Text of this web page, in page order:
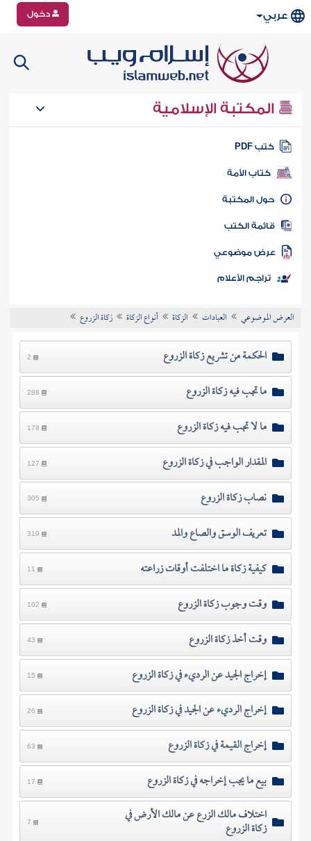
عربي دخول
المكتبة الإسلامية
كتب PDF
كتاب الأمة
المكتبة
الكتب
موضوعي
تراجم الأعلام
العرض الموضوعي العبادات الزكاة أنواع الزكاة زكاة الزروع
الحكمة من تشريع زكاة الزروع 2
ما تجب فيه زكاة الزروع 288
ما لا تجب فيه زكاة الزروع 178
المقدار الواجب في زكاة الزروع 127
نصاب زكاة الزروع 305
تعريف الوسق والصاع والمد 319
كيفية زكاة ما اختلفت أوقات زراعته 11
وقت وجوب زكاة الزروع 102
وقت أخذ زكاة الزروع 43
إخراج الجيد عن الرديء في زكاة الزروع 15
إخراج الرديء عن الجيد في زكاة الزروع 26
إخراج القيمة في زكاة الزروع 63
بيع ما يجب إخراجه في زكاة الزروع 17
اختلاف مالك الزرع عن مالك الأرض في
زكاة الزروع 7